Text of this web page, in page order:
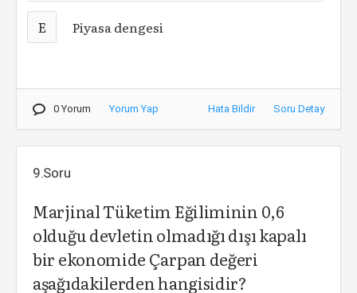
E Piyasa dengesi
0 Yorum Yorum Yap Hata Bildir Soru Detay
9.Soru
Marjinal Tüketim Eğiliminin 0,6
olduğu devletin olmadığı dışı kapalı
bir ekonomide Çarpan değeri
aşağıdakilerden hangisidir?